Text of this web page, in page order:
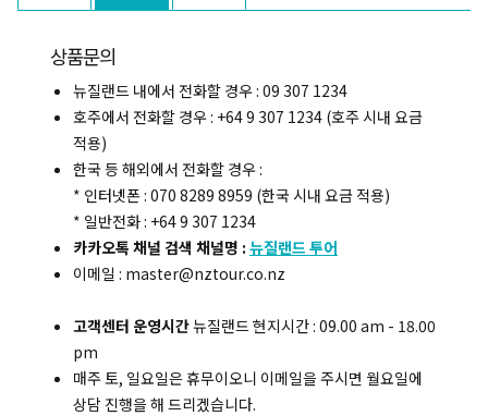
상품문의
뉴질랜드 내에서 전화할 경우 : 09 307 1234
호주에서 전화할 경우 : +64 9 307 1234 (호주 시내 요금
적용)
한국 등 해외에서 전화할 경우 :
* 인터넷폰 : 070 8289 8959 (한국 시내 요금 적용)
* 일반전화 : +64 9 307 1234
카카오톡 채널 검색 채널명 : 뉴질랜드 투어
이메일 : master@nztour.co.nz
고객센터 운영시간뉴질랜드 현지시간 : 09.00 am - 18.00
pm
매주 토, 일요일은 휴무이오니 이메일을 주시면 월요일에
상담 진행을 해 드리겠습니다.